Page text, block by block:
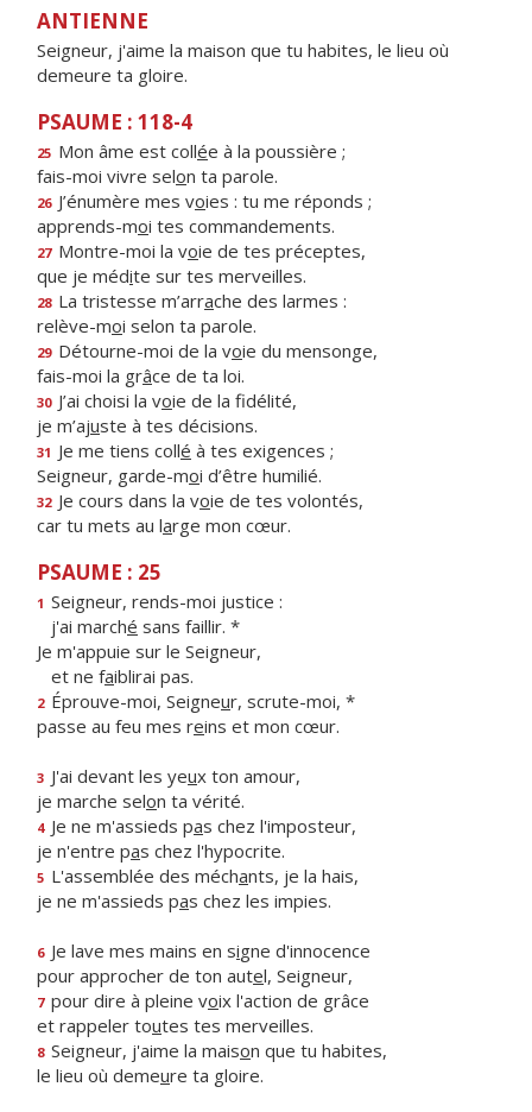
ANTIENNE
Seigneur, j'aime la maison que tu habites, le lieu où
demeure ta gloire.
PSAUME : 118-4
25 Mon âme est collée à la poussière ;
fais-moi vivre selon ta parole.
26 J’énumère mes voies : tu me réponds ;
apprends-moi tes commandements.
27 Montre-moi la voie de tes préceptes,
que je médite sur tes merveilles.
28 La tristesse m’arrache des larmes :
relève-moi selon ta parole.
29 Détourne-moi de la voie du mensonge,
fais-moi la grâce de ta loi.
30 J’ai choisi la voie de la fidélité,
je m’ajuste à tes décisions.
31 Je me tiens collé à tes exigences ;
Seigneur, garde-moi d’être humilié.
32 Je cours dans la voie de tes volontés,
car tu mets au large mon cœur.
PSAUME : 25
1 Seigneur, rends-moi justice :
j'ai marché sans faillir. *
Je m'appuie sur le Seigneur,
et ne faiblirai pas.
2 Éprouve-moi, Seigneur, scrute-moi, *
passe au feu mes reins et mon cœur.
3 J'ai devant les yeux ton amour,
je marche selon ta vérité.
4 Je ne m'assieds pas chez l'imposteur,
je n'entre pas chez l'hypocrite.
5 L'assemblée des méchants, je la hais,
je ne m'assieds pas chez les impies.
6 Je lave mes mains en signe d'innocence
pour approcher de ton autel, Seigneur,
7 pour dire à pleine voix l'action de grâce
et rappeler toutes tes merveilles.
8 Seigneur, j'aime la maison que tu habites,
le lieu où demeure ta gloire.